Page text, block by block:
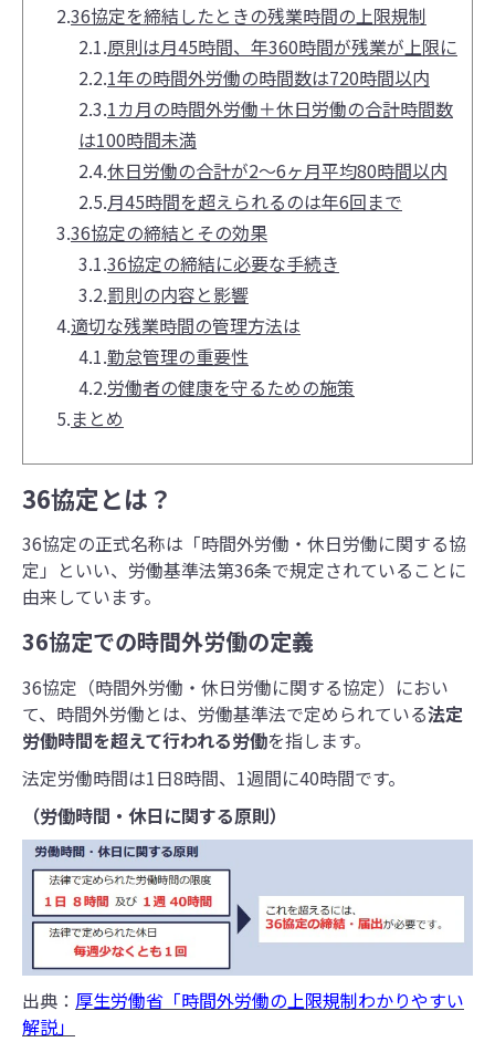
2.36協定を締結したときの残業時間の上限規制
2.1.原則は月45時間、年360時間が残業が上限に
2.2.1年の時間外労働の時間数は720時間以内
2.3.1カ月の時間外労働＋休日労働の合計時間数
は100時間未満
2.4.休⽇労働の合計が2～6ヶ月平均80時間以内
2.5.⽉45時間を超えられるのは年6回まで
3.36協定の締結とその効果
3.1.36協定の締結に必要な手続き
3.2.罰則の内容と影響
4.適切な残業時間の管理方法は
4.1.勤怠管理の重要性
4.2.労働者の健康を守るための施策
5.まとめ
36協定とは？
36協定の正式名称は「時間外労働・休日労働に関する協
定」といい、労働基準法第36条で規定されていることに
由来しています。
36協定での時間外労働の定義
36協定（時間外労働・休日労働に関する協定）におい
て、時間外労働とは、労働基準法で定められている法定
労働時間を超えて行われる労働を指します。
法定労働時間は1日8時間、1週間に40時間です。
（労働時間・休日に関する原則）
出典： 厚生労働省「時間外労働の上限規制わかりやすい
解説」